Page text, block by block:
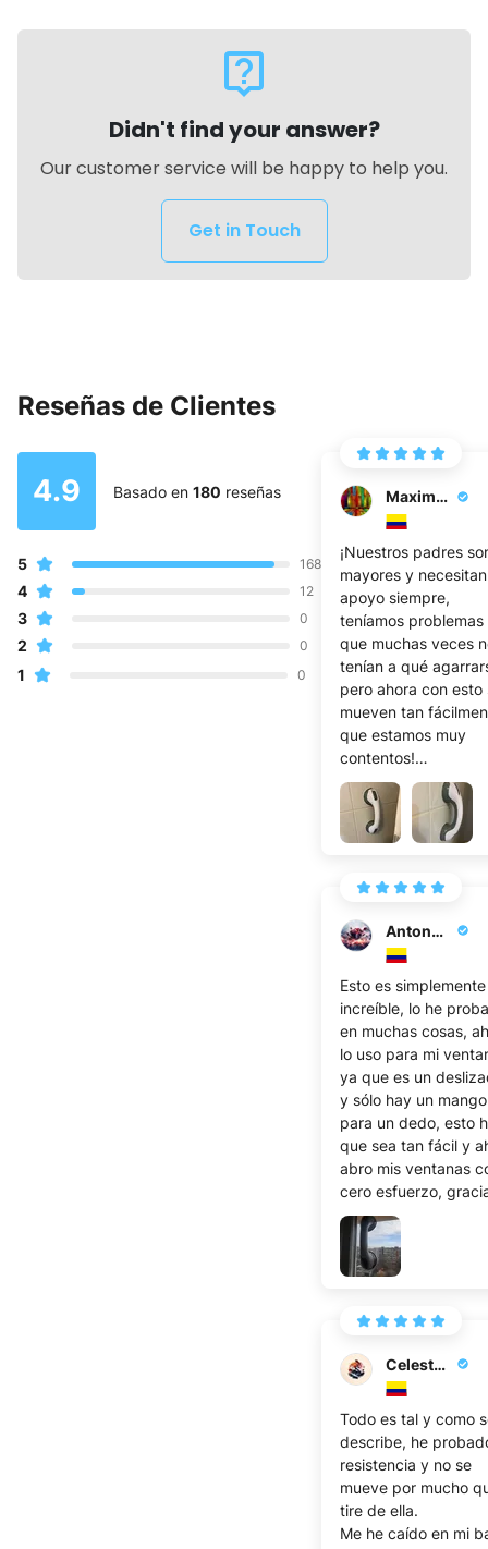
live_help
Didn't find your answer?
Our customer service will be happy to help you.
Get in Touch
Reseñas de Clientes
4.9 Basado en 180 reseñas
5 168
4 12
3 0
2 0
1 0
Maximiliano G.
¡Nuestros padres
mayores y necesitan
apoyo siempre,
teníamos problemas
que muchas veces
tenían a qué
pero ahora con esto
mueven tan
que estamos muy
contentos!
Lo puedes poner
quieras en solo 5
segundos y lo
usar para levantarte
simplemente para
sujetarte mientras
Antonella N.
Esto es simplemente
increíble, lo he
en muchas cosas,
lo uso para mi
ya que es un
y sólo hay un mango
para un dedo, esto
que sea tan fácil y
abro mis ventanas
cero esfuerzo,
Celeste I.
Todo es tal y como
describe, he
resistencia y no se
mueve por mucho
tire de ella.
Me he caído en mi